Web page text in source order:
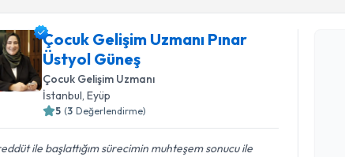
Çocuk Gelişim Uzmanı Pınar
Üstyol Güneş
Çocuk Gelişim Uzmanı
İstanbul, Eyüp
5 (3 Değerlendirme)
ile başlattığım sürecimin muhteşem sonucu ile